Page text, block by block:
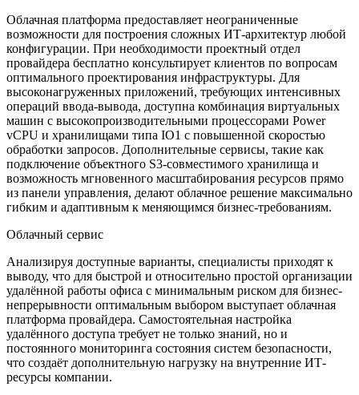
Облачная платформа предоставляет неограниченные
возможности для построения сложных ИТ-архитектур любой
конфигурации. При необходимости проектный отдел
провайдера бесплатно консультирует клиентов по вопросам
оптимального проектирования инфраструктуры. Для
высоконагруженных приложений, требующих интенсивных
операций ввода-вывода, доступна комбинация виртуальных
машин с высокопроизводительными процессорами Power
vCPU и хранилищами типа IO1 с повышенной скоростью
обработки запросов. Дополнительные сервисы, такие как
подключение объектного S3-совместимого хранилища и
возможность мгновенного масштабирования ресурсов прямо
из панели управления, делают облачное решение максимально
гибким и адаптивным к меняющимся бизнес-требованиям.
Облачный сервис
Анализируя доступные варианты, специалисты приходят к
выводу, что для быстрой и относительно простой организации
удалённой работы офиса с минимальным риском для бизнес-
непрерывности оптимальным выбором выступает облачная
платформа провайдера. Самостоятельная настройка
удалённого доступа требует не только знаний, но и
постоянного мониторинга состояния систем безопасности,
что создаёт дополнительную нагрузку на внутренние ИТ-
ресурсы компании.